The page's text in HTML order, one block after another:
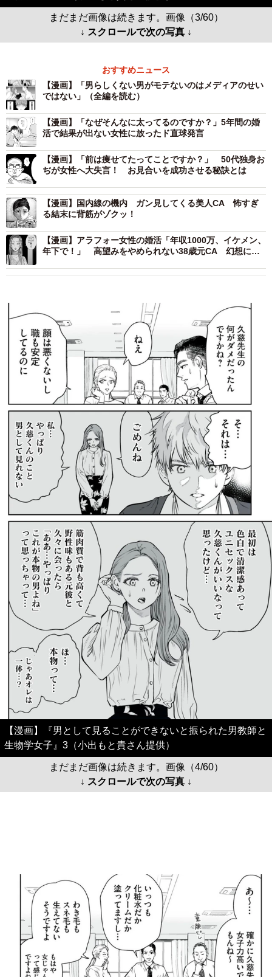
まだまだ画像は続きます。画像（3/60）
↓ スクロールで次の写真 ↓
おすすめニュース
【漫画】「男らしくない男がモテないのはメディアのせい
ではない」（全編を読む）
【漫画】「なぜそんなに太ってるのですか？」5年間の婚
活で結果が出ない女性に放ったド直球発言
【漫画】「前は痩せてたってことですか？」 50代独身お
ぢが女性へ大失言！ お見合いを成功させる秘訣とは
【漫画】国内線の機内 ガン見してくる美人CA 怖すぎ
る結末に背筋がゾクッ！
【漫画】アラフォー女性の婚活「年収1000万、イケメン、
年下で！」 高望みをやめられない38歳元CA 幻想に弄
【漫画】『男として見ることができないと振られた男教師と
生物学女子』3（小出もと貴さん提供）
まだまだ画像は続きます。画像（4/60）
↓ スクロールで次の写真 ↓